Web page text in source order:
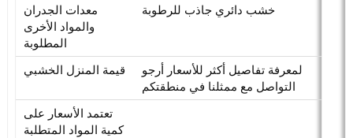
معدات الجدران
والمواد الأخرى
المطلوبة
خشب دائري جاذب للرطوبة
قيمة المنزل الخشبي
لمعرفة تفاصيل أكثر للأسعار أرجو
التواصل مع ممثلنا في منطقتكم
تعتمد الأسعار على
كمية المواد المتطلبة